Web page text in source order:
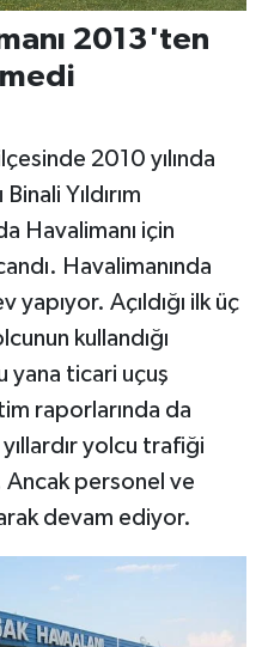
2013'ten
2010 yılında
Yıldırım
Havalimanı için
Havalimanında
Açıldığı ilk üç
kullandığı
yana ticari uçuş
raporlarında da
yıllardır yolcu trafiği
Ancak personel ve
devam ediyor.